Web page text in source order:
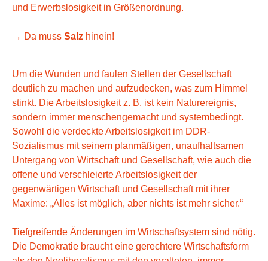
und Erwerbslosigkeit in Größenordnung.
→ Da muss Salz hinein!
Um die Wunden und faulen Stellen der Gesellschaft
deutlich zu machen und aufzudecken, was zum Himmel
stinkt. Die Arbeitslosigkeit z. B. ist kein Naturereignis,
sondern immer menschengemacht und systembedingt.
Sowohl die verdeckte Arbeitslosigkeit im DDR-
Sozialismus mit seinem planmäßigen, unaufhaltsamen
Untergang von Wirtschaft und Gesellschaft, wie auch die
offene und verschleierte Arbeitslosigkeit der
gegenwärtigen Wirtschaft und Gesellschaft mit ihrer
Maxime: „Alles ist möglich, aber nichts ist mehr sicher.“
Tiefgreifende Änderungen im Wirtschaftsystem sind nötig.
Die Demokratie braucht eine gerechtere Wirtschaftsform